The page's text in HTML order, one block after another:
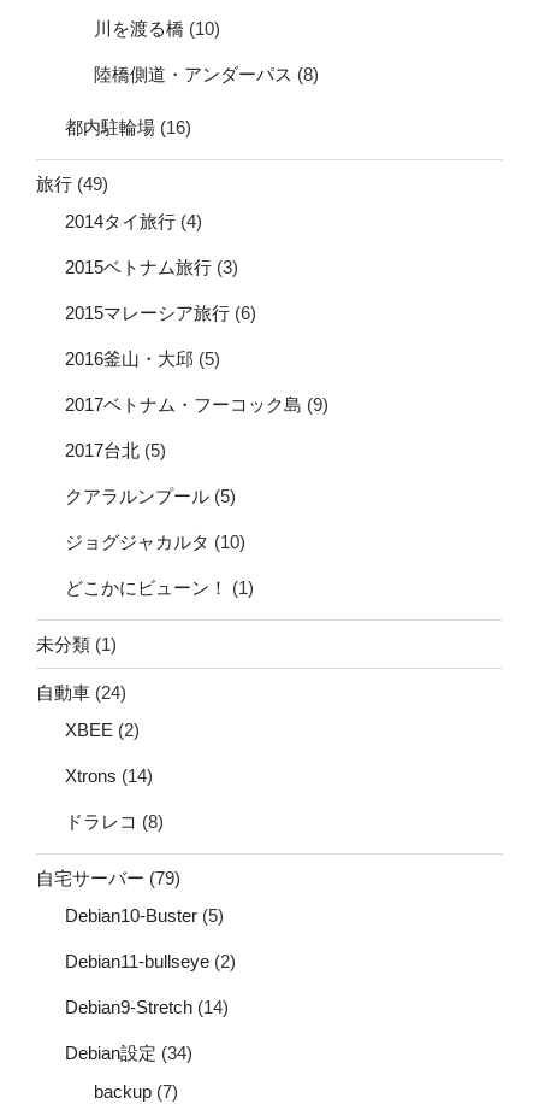
川を渡る橋 (10)
陸橋側道・アンダーパス (8)
都内駐輪場 (16)
旅行 (49)
2014タイ旅行 (4)
2015ベトナム旅行 (3)
2015マレーシア旅行 (6)
2016釜山・大邱 (5)
2017ベトナム・フーコック島 (9)
2017台北 (5)
クアラルンプール (5)
ジョグジャカルタ (10)
どこかにビューン！ (1)
未分類 (1)
自動車 (24)
XBEE (2)
Xtrons (14)
ドラレコ (8)
自宅サーバー (79)
Debian10-Buster (5)
Debian11-bullseye (2)
Debian9-Stretch (14)
Debian設定 (34)
backup (7)